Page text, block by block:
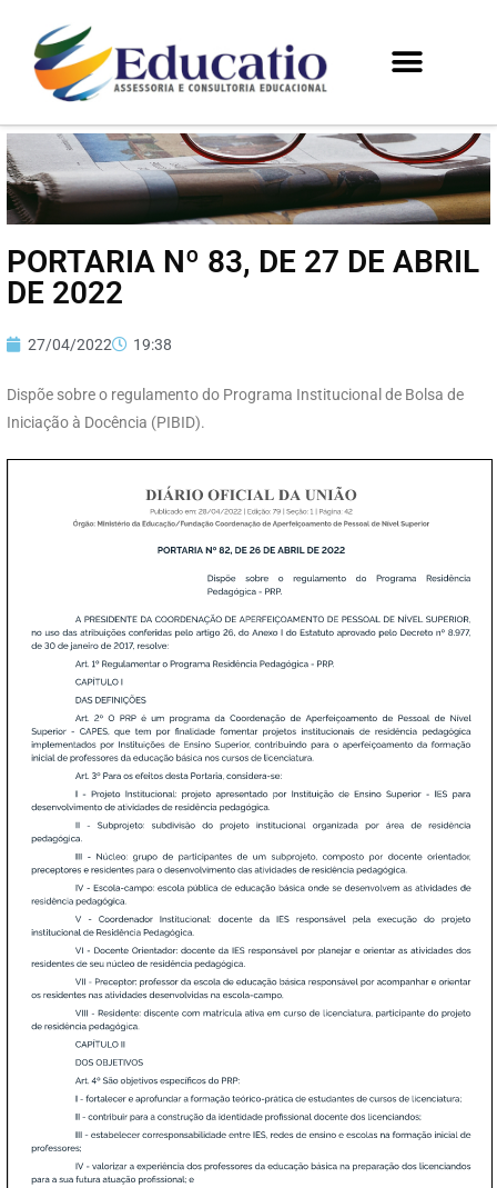
PORTARIA Nº 83, DE 27 DE ABRIL
DE 2022
27/04/2022 19:38
Dispõe sobre o regulamento do Programa Institucional de Bolsa de
Iniciação à Docência (PIBID).